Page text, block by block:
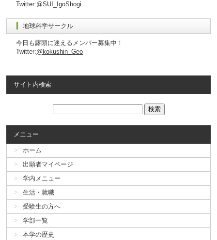
Twitter:@SUI_IgoShogi
地球科学サークル
今日も露頭に迷えるメンバー募集中！
Twitter:@kokushin_Geo
サイト内検索
メニュー
ホーム
出願者マイページ
学内メニュー
生活・就職
受験生の方へ
学部一覧
本学の歴史